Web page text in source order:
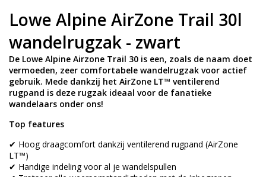
Lowe Alpine AirZone Trail 30l
wandelrugzak - zwart
De Lowe Alpine Airzone Trail 30 is een, zoals de naam doet
vermoeden, zeer comfortabele wandelrugzak voor actief
gebruik. Mede dankzij het AirZone LT™ ventilerend
rugpand is deze rugzak ideaal voor de fanatieke
wandelaars onder ons!
Top features
✔ Hoog draagcomfort dankzij ventilerend rugpand (AirZone
LT™)
✔ Handige indeling voor al je wandelspullen